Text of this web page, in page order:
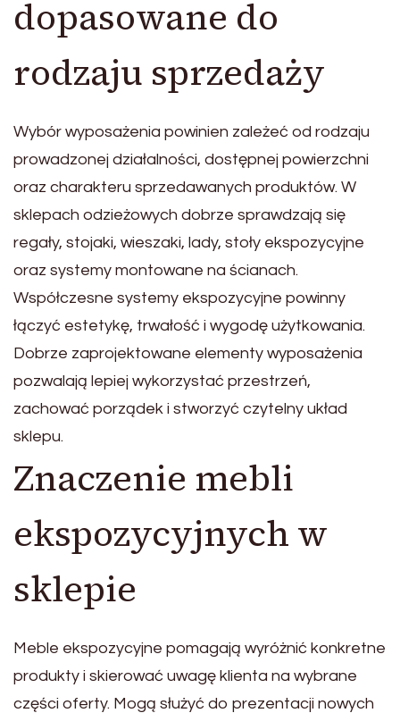
dopasowane do
rodzaju sprzedaży
Wybór wyposażenia powinien zależeć od rodzaju
prowadzonej działalności, dostępnej powierzchni
oraz charakteru sprzedawanych produktów. W
sklepach odzieżowych dobrze sprawdzają się
regały, stojaki, wieszaki, lady, stoły ekspozycyjne
oraz systemy montowane na ścianach.
Współczesne systemy ekspozycyjne powinny
łączyć estetykę, trwałość i wygodę użytkowania.
Dobrze zaprojektowane elementy wyposażenia
pozwalają lepiej wykorzystać przestrzeń,
zachować porządek i stworzyć czytelny układ
sklepu.
Znaczenie mebli
ekspozycyjnych w
sklepie
Meble ekspozycyjne pomagają wyróżnić konkretne
produkty i skierować uwagę klienta na wybrane
części oferty. Mogą służyć do prezentacji nowych